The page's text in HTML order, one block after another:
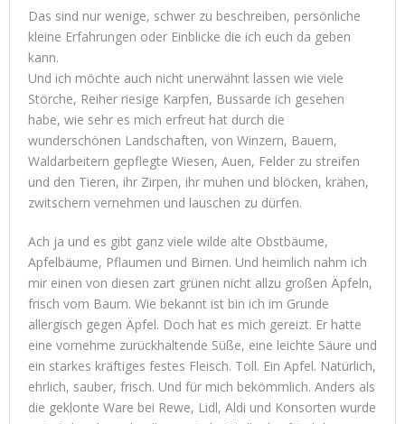
Das sind nur wenige, schwer zu beschreiben, persönliche
kleine Erfahrungen oder Einblicke die ich euch da geben
kann.
Und ich möchte auch nicht unerwähnt lassen wie viele
Störche, Reiher riesige Karpfen, Bussarde ich gesehen
habe, wie sehr es mich erfreut hat durch die
wunderschönen Landschaften, von Winzern, Bauern,
Waldarbeitern gepflegte Wiesen, Auen, Felder zu streifen
und den Tieren, ihr Zirpen, ihr muhen und blöcken, krähen,
zwitschern vernehmen und lauschen zu dürfen.
Ach ja und es gibt ganz viele wilde alte Obstbäume,
Apfelbäume, Pflaumen und Birnen. Und heimlich nahm ich
mir einen von diesen zart grünen nicht allzu großen Äpfeln,
frisch vom Baum. Wie bekannt ist bin ich im Grunde
allergisch gegen Äpfel. Doch hat es mich gereizt. Er hatte
eine vornehme zurückhaltende Süße, eine leichte Säure und
ein starkes kräftiges festes Fleisch. Toll. Ein Apfel. Natürlich,
ehrlich, sauber, frisch. Und für mich bekömmlich. Anders als
die geklonte Ware bei Rewe, Lidl, Aldi und Konsorten wurde